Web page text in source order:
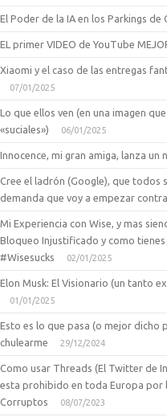
El Poder de la IA en los Parkings de
EL primer VIDEO de YouTube
Xiaomi y el caso de las entregas
07/01/2025
Lo que ellos ven (en una imagen
«suciales»)
06/01/2025
Innocence, mi gran amiga, lanza un
Cree el ladrón (Google), que todos
demanda que voy a empezar
Mi Experiencia con Wise, y mas
Bloqueo Injustificado y como
#Wisesucks
02/01/2025
Elon Musk: El Visionario (un tanto
01/01/2025
Esto es lo que pasa (o mejor dicho
chulearme
29/12/2024
Como usar Threads (El Twitter de
esta prohibido en toda Europa por
Corruptos
08/07/2023